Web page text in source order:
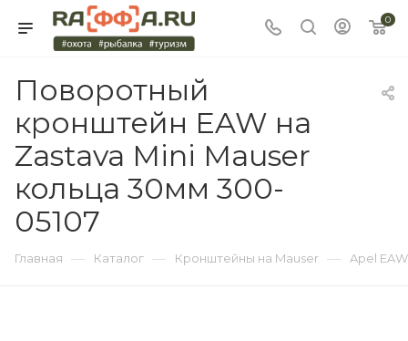
0
Поворотный
кронштейн EAW на
Zastava Mini Mauser
кольца 30мм 300-
05107
Главная — Каталог — Кронштейны на Mauser — Apel EAW